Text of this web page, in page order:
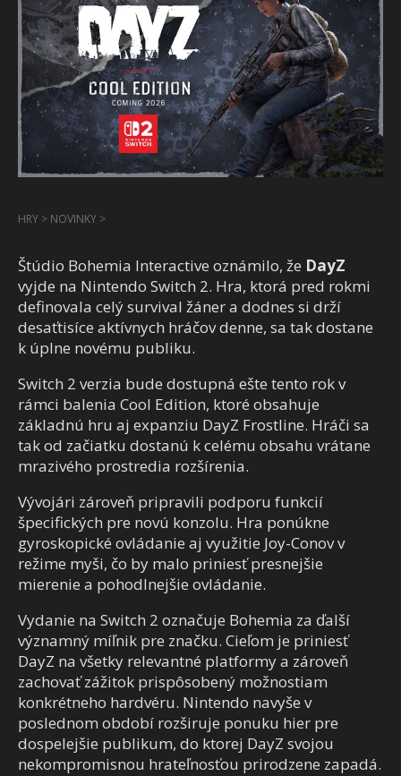
HRY > NOVINKY >
Štúdio Bohemia Interactive oznámilo, že DayZ
vyjde na Nintendo Switch 2. Hra, ktorá pred rokmi
definovala celý survival žáner a dodnes si drží
desaťtisíce aktívnych hráčov denne, sa tak dostane
k úplne novému publiku.
Switch 2 verzia bude dostupná ešte tento rok v
rámci balenia Cool Edition, ktoré obsahuje
základnú hru aj expanziu DayZ Frostline. Hráči sa
tak od začiatku dostanú k celému obsahu vrátane
mrazivého prostredia rozšírenia.
Vývojári zároveň pripravili podporu funkcií
špecifických pre novú konzolu. Hra ponúkne
gyroskopické ovládanie aj využitie Joy-Conov v
režime myši, čo by malo priniesť presnejšie
mierenie a pohodlnejšie ovládanie.
Vydanie na Switch 2 označuje Bohemia za ďalší
významný míľnik pre značku. Cieľom je priniesť
DayZ na všetky relevantné platformy a zároveň
zachovať zážitok prispôsobený možnostiam
konkrétneho hardvéru. Nintendo navyše v
poslednom období rozširuje ponuku hier pre
dospelejšie publikum, do ktorej DayZ svojou
nekompromisnou hrateľnosťou prirodzene zapadá.